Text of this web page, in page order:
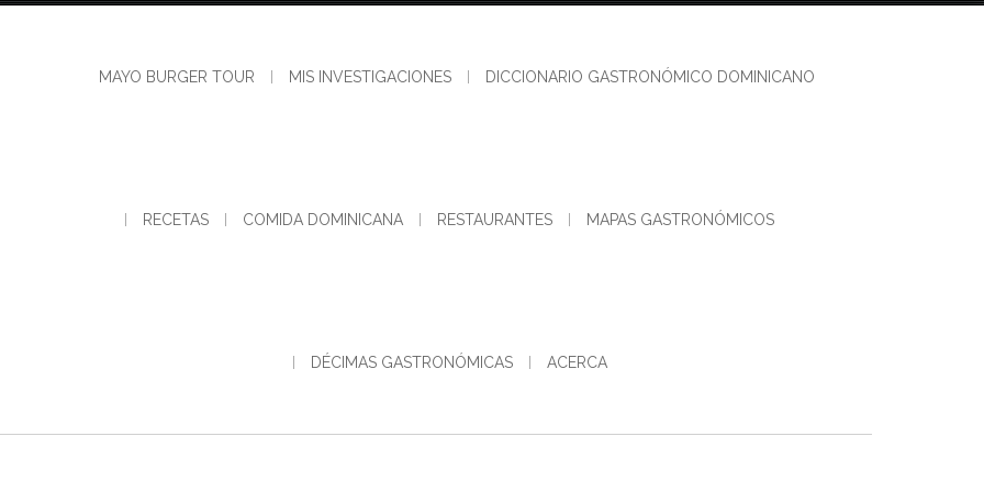
MAYO BURGER TOUR MIS INVESTIGACIONES DICCIONARIO GASTRONÓMICO DOMINICANO
RECETAS COMIDA DOMINICANA RESTAURANTES MAPAS GASTRONÓMICOS
DÉCIMAS GASTRONÓMICAS ACERCA